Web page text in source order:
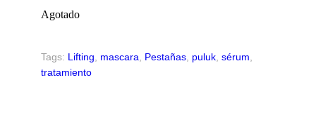
Agotado
Tags: Lifting mascara Pestañas puluk sérum
tratamiento